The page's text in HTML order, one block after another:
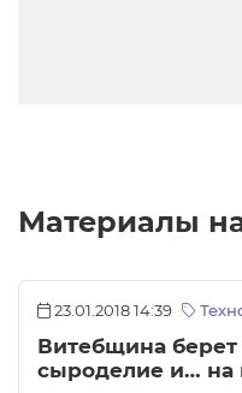
Материалы
23.01.2018 14:39
Витебщина берет
сыроделие и… на